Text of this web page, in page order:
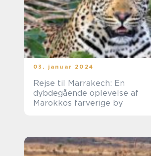
03. januar 2024
Rejse til Marrakech: En
dybdegående oplevelse af
Marokkos farverige by